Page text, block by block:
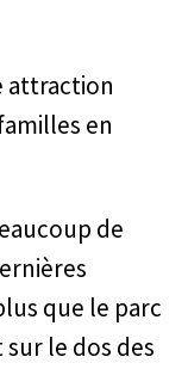
attraction
en
de
que le parc
le dos des